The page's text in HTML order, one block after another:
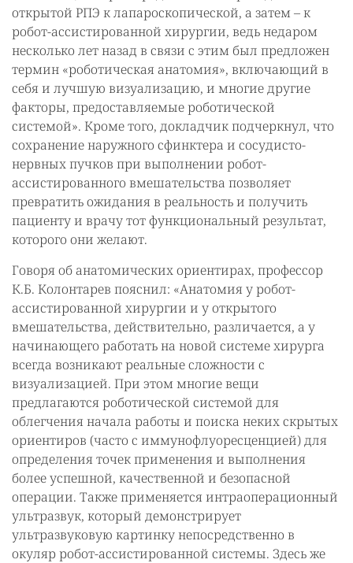
открытой РПЭ к лапароскопической, а затем – к
робот-ассистированной хирургии, ведь недаром
несколько лет назад в связи с этим был предложен
термин «роботическая анатомия», включающий в
себя и лучшую визуализацию, и многие другие
факторы, предоставляемые роботической
системой». Кроме того, докладчик подчеркнул, что
сохранение наружного сфинктера и сосудисто-
нервных пучков при выполнении робот-
ассистированного вмешательства позволяет
превратить ожидания в реальность и получить
пациенту и врачу тот функциональный результат,
которого они желают.
Говоря об анатомических ориентирах, профессор
К.Б. Колонтарев пояснил: «Анатомия у робот-
ассистированной хирургии и у открытого
вмешательства, действительно, различается, а у
начинающего работать на новой системе хирурга
всегда возникают реальные сложности с
визуализацией. При этом многие вещи
предлагаются роботической системой для
облегчения начала работы и поиска неких скрытых
ориентиров (часто с иммунофлуоресценцией) для
определения точек применения и выполнения
более успешной, качественной и безопасной
операции. Также применяется интраоперационный
ультразвук, который демонстрирует
ультразвуковую картинку непосредственно в
окуляр робот-ассистированной системы. Здесь же